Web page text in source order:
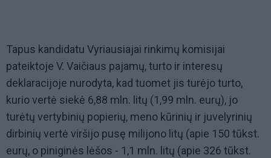
Tapus kandidatu Vyriausiajai rinkimų komisijai
pateiktoje V. Vaičiaus pajamų, turto ir interesų
deklaracijoje nurodyta, kad tuomet jis turėjo turto,
kurio vertė siekė 6,88 mln. litų (1,99 mln. eurų), jo
turėtų vertybinių popierių, meno kūrinių ir juvelyrinių
dirbinių vertė viršijo pusę milijono litų (apie 150 tūkst.
eurų, o piniginės lėšos - 1,1 mln. litų (apie 326 tūkst.